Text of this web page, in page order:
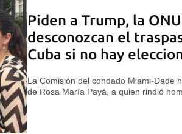
Piden a Trump, la
desconozcan el
Cuba si no hay
La Comisión del condado Miami-Dade
de Rosa María Payá, a quien rindió